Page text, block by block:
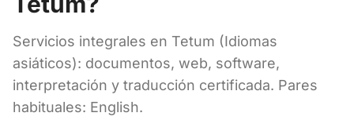
Servicios integrales en Tetum (Idiomas
asiáticos): documentos, web, software,
interpretación y traducción certificada. Pares
habituales: English.